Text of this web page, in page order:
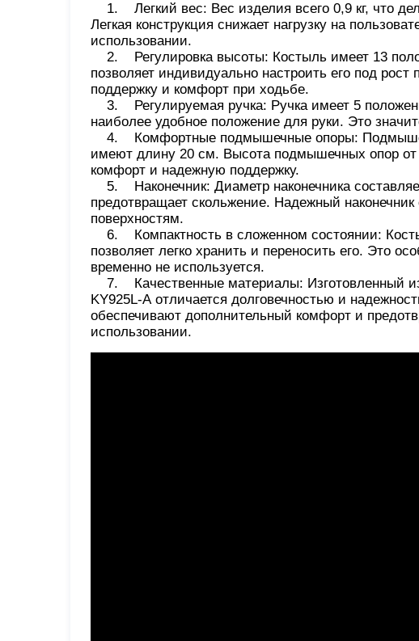
1. Легкий вес: Вес изделия всего 0,9 кг, что
Легкая конструкция снижает нагрузку на
использовании.
2. Регулировка высоты: Костыль имеет 13
позволяет индивидуально настроить его под
поддержку и комфорт при ходьбе.
3. Регулируемая ручка: Ручка имеет 5
наиболее удобное положение для руки. Это
4. Комфортные подмышечные опоры:
имеют длину 20 см. Высота подмышечных опор от
комфорт и надежную поддержку.
5. Наконечник: Диаметр наконечника
предотвращает скольжение. Надежный
поверхностям.
6. Компактность в сложенном состоянии:
позволяет легко хранить и переносить его. Это
временно не используется.
7. Качественные материалы: Изготовленный
KY925L-А отличается долговечностью и
обеспечивают дополнительный комфорт и
использовании.